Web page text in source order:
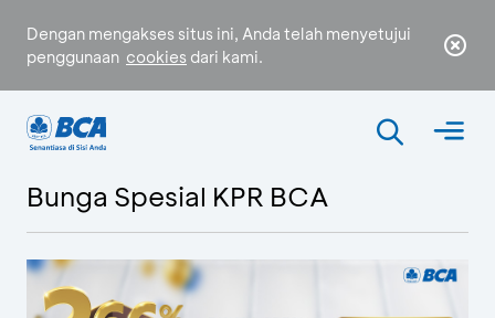
Dengan mengakses situs ini, Anda telah menyetujui
penggunaan cookies dari kami.
Bunga Spesial KPR BCA